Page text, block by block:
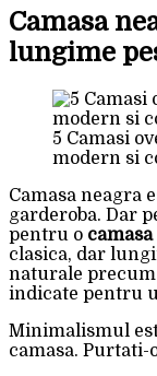
Camasa
lungime
5 Camasi
modern si
Camasa neagra
garderoba. Dar
pentru o
clasica, dar
naturale
indicate pentru
Minimalismul
camasa. Purtati-